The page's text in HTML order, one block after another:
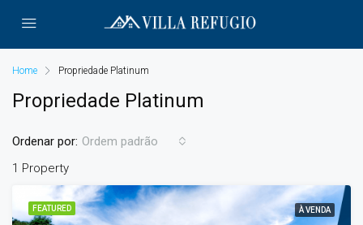
Home Propriedade Platinum
Propriedade Platinum
1 Property
Ordenar por: Ordem padrão
FEATURED À VENDA